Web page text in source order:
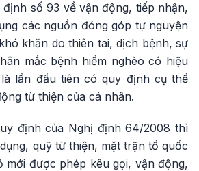
định số 93 về vận động, tiếp nhận,
các nguồn đóng góp tự nguyện
khăn do thiên tai, dịch bệnh, sự
mắc bệnh hiểm nghèo có hiệu
lần đầu tiên có quy định cụ thể
từ thiện của cá nhân.
định của Nghị định 64/2008 thì
quỹ từ thiện, mặt trận tổ quốc
mới được phép kêu gọi, vận động,